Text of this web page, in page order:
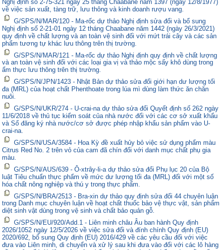
Nghị định số 2-75-321 ngày 25 tháng Chaabane năm 1397 (ngày 12/8/1977)
về việc sản xuất, tàng trữ, lưu thông và kinh doanh rượu vang.
G/SPS/N/MAR/120 - Ma-rốc dự thảo Nghị định sửa đổi và bổ sung
Nghị định số 2-21-01 ngày 12 tháng Chaabane năm 1442 (ngày 26/3/2021)
quy định về chất lượng và an toàn vệ sinh đối với mứt trái cây và các sản
phẩm tương tự khác lưu thông trên thị trường.
G/SPS/N/MAR/121 - Ma-rốc dự thảo Nghị định quy định về chất lượng
và an toàn vệ sinh đối với các loại gia vị và thảo mộc sấy khô dùng trong
ẩm thực lưu thông trên thị trường.
G/SPS/N/JPN/1423 - Nhật Bản dự thảo sửa đổi giới hạn dư lượng tối
đa (MRL) của hoạt chất Phenthoate trong lúa mì dùng làm thức ăn chăn
nuôi.
G/SPS/N/UKR/274 - U-crai-na dự thảo sửa đổi Quyết định số 262 ngày
11/6/2018 về thủ tục kiểm soát của nhà nước đối với các cơ sở xuất khẩu
và Sổ đăng ký nhà nước/cơ sở được phép nhập khẩu sản phẩm vào U-
crai-na.
G/SPS/N/USA/3584 - Hoa Kỳ đề xuất hủy bỏ việc sử dụng phẩm màu
Citrus Red No. 2 trên vỏ của cam đã chín đối với danh mục chất phụ gia
màu.
G/SPS/N/AUS/639 - Ô-xtrây-li-a dự thảo sửa đổi Phụ lục 20 của Bộ
luật Tiêu chuẩn thực phẩm về mức dư lượng tối đa (MRL) đối với một số
hóa chất nông nghiệp và thú y trong thực phẩm.
G/SPS/N/BRA/2513 - Bra-xin dự thảo quy định sửa đổi 44 chuyên luận
trong Danh mục chuyên luận về hoạt chất thuốc bảo vệ thực vật, sản phẩm
diệt sinh vật dùng trong vệ sinh và chất bảo quản gỗ.
G/SPS/N/EU/920/Add.1 - Liên minh châu Âu ban hành Quy định
2026/1052 ngày 12/5/2026 về việc sửa đổi và đính chính Quy định (EU)
2020/692, bổ sung Quy định (EU) 2016/429 về các yêu cầu đối với việc
đưa vào Liên minh, di chuyển và xử lý sau khi đưa vào đối với các lô hàng